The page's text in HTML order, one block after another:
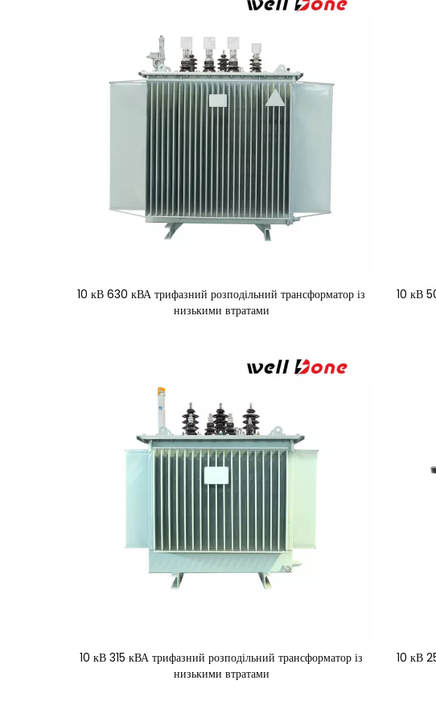
10 кВ 630 кВА трифазний розподільний трансформатор із
низькими втратами
10 кВ
10 кВ 315 кВА трифазний розподільний трансформатор із
низькими втратами
10 кВ